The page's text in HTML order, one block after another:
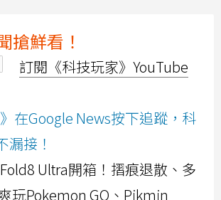
搶鮮看！
訂閱《科技玩家》YouTube
在Google News按下追蹤，科
漏接！
Ultra開箱！摺痕退散、多
玩Pokemon GO、Pikmin